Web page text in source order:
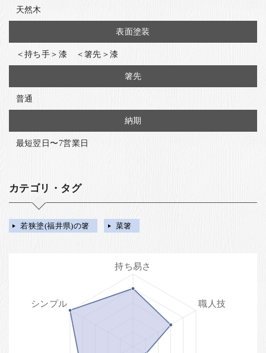
天然木
表面塗装
＜持ち手＞漆 ＜箸先＞漆
箸先
普通
納期
最短翌日〜7営業日
カテゴリ・タグ
若狭塗(福井県)の箸 菜箸